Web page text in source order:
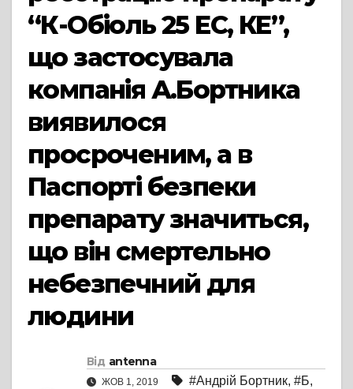
“К-Обіоль 25 ЕС, КЕ”,
що застосувала
компанія А.Бортника
виявилося
просроченим, а в
Паспорті безпеки
препарату значиться,
що він смертельно
небезпечний для
людини
Від antenna
ЖОВ 1, 2019 #Андрій Бортник, #Б,